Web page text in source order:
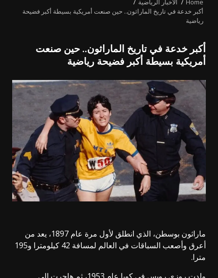
Home
الأخبار الرياضية
أكبر خدعة في تاريخ الماراثون.. حين صنعت أمريكية بسيطة أكبر فضيحة
رياضية
أكبر خدعة في تاريخ الماراثون.. حين صنعت
أمريكية بسيطة أكبر فضيحة رياضية
ماراثون بوسطن، الذي انطلق لأول مرة عام 1897، يعد من
أعرق وأصعب السباقات في العالم لمسافة 42 كيلومترا و195
مترا.